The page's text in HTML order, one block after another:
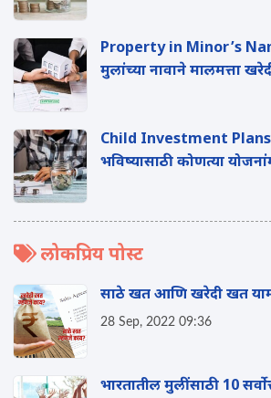
Property in Minor’s
मुलांच्या नावाने मालमत्ता
Child Investment Plans:
भविष्यासाठी कोणत्या
लोकप्रिय पोस्ट
साठे खत आणि खरेदी खत
28 Sep, 2022 09:36
भारतातील मुलींसाठी 10